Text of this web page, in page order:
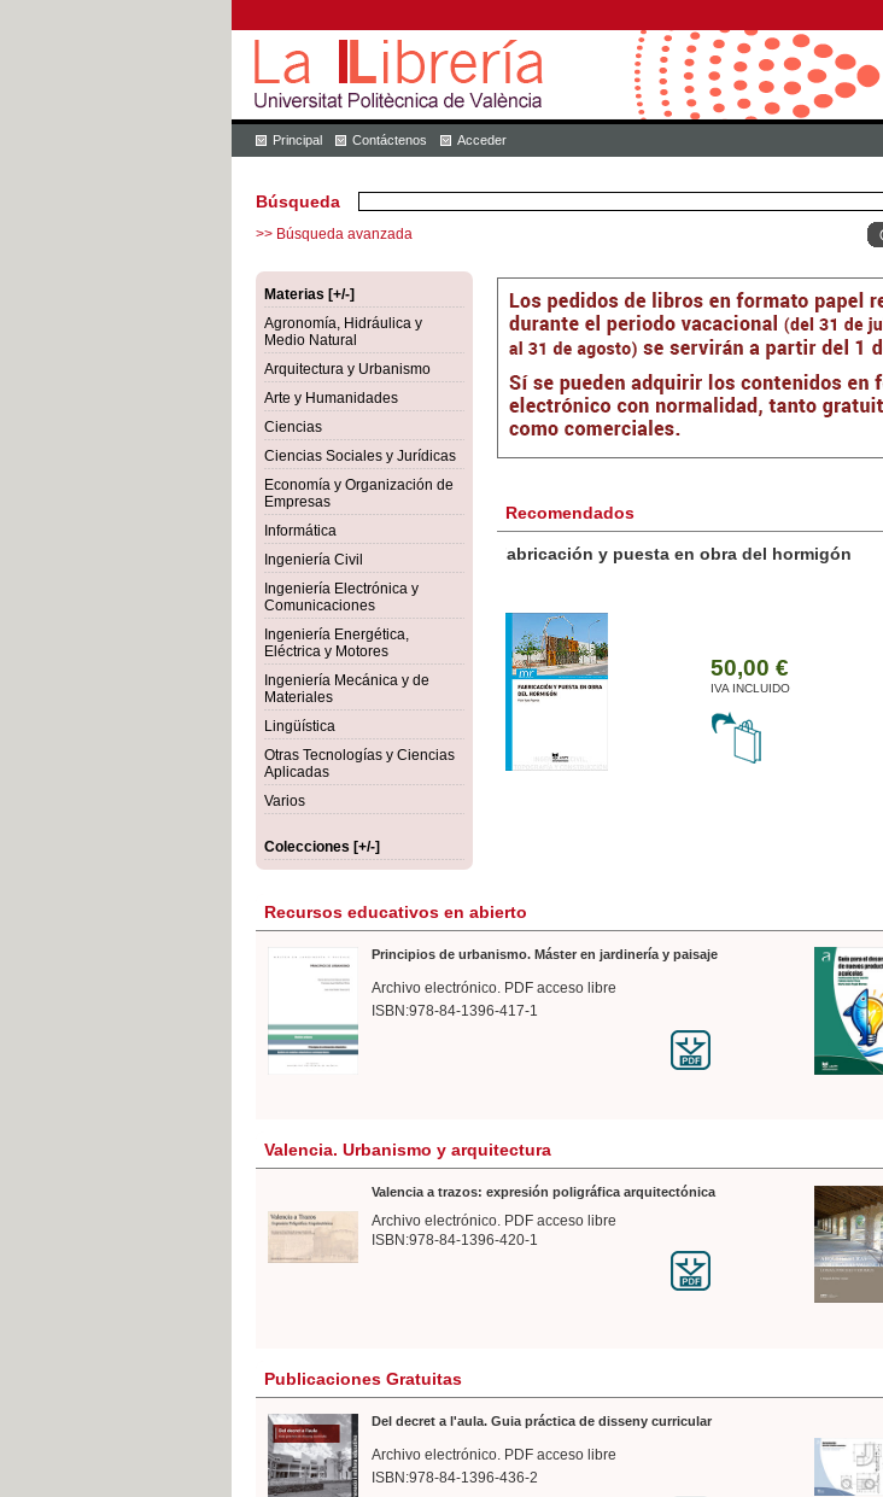
Principal Contáctenos Acceder
Búsqueda
>> Búsqueda avanzada
Materias [+/-]
Agronomía, Hidráulica y
Medio Natural
Arquitectura y Urbanismo
Arte y Humanidades
Ciencias
Ciencias Sociales y Jurídicas
Economía y Organización de
Empresas
Informática
Ingeniería Civil
Ingeniería Electrónica y
Comunicaciones
Ingeniería Energética,
Eléctrica y Motores
Ingeniería Mecánica y de
Materiales
Lingüística
Otras Tecnologías y Ciencias
Aplicadas
Varios
Colecciones [+/-]
Recomendados
Botánica Agroalimentaria
35,00 €
IVA INCLUIDO
Recursos educativos en abierto
Principios de urbanismo. Máster en jardinería y paisaje
Archivo electrónico. PDF acceso libre
ISBN:978-84-1396-417-1
Valencia. Urbanismo y arquitectura
Valencia a trazos: expresión poligráfica arquitectónica
Archivo electrónico. PDF acceso libre
ISBN:978-84-1396-420-1
Publicaciones Gratuitas
Del decret a l'aula. Guia práctica de disseny curricular
Archivo electrónico. PDF acceso libre
ISBN:978-84-1396-436-2